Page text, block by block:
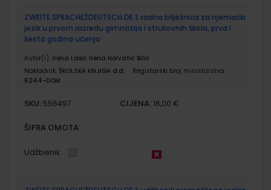
ZWEITE.SPRACHEŽDEUTSCH.DE 1; radna bilježnica za njemački
jezik u prvom razredu gimnazija i strukovnih škola, prva i
šesta godina učenja
Autor(i): Irena Lasić Irena Horvatić Bilić
Nakladnik: ŠKOLSKA KNJIGA d.d.
Registarski broj ministarstva:
6244-DOM
SKU: 556497 CIJENA: 16,00 €
ŠIFRA OMOTA:
Udžbenik